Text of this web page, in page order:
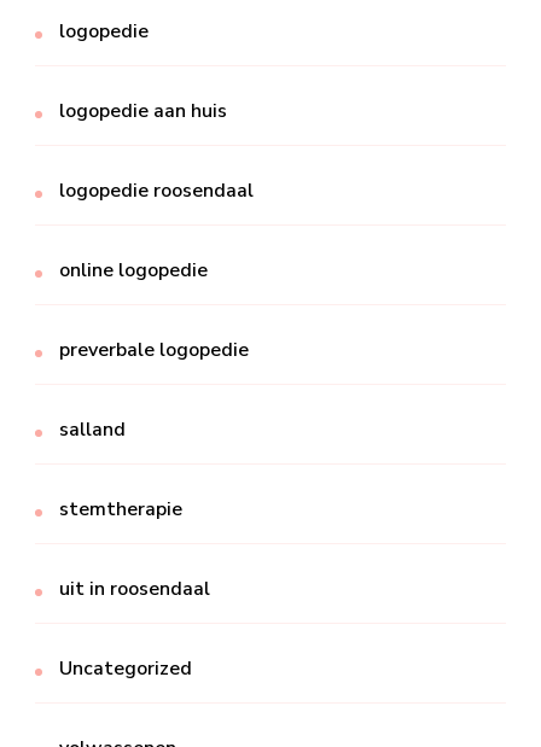
logopedie
logopedie aan huis
logopedie roosendaal
online logopedie
preverbale logopedie
salland
stemtherapie
uit in roosendaal
Uncategorized